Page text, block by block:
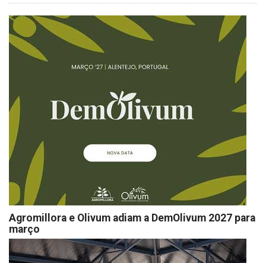
Agromillora e Olivum adiam a DemOlivum 2027 para
março